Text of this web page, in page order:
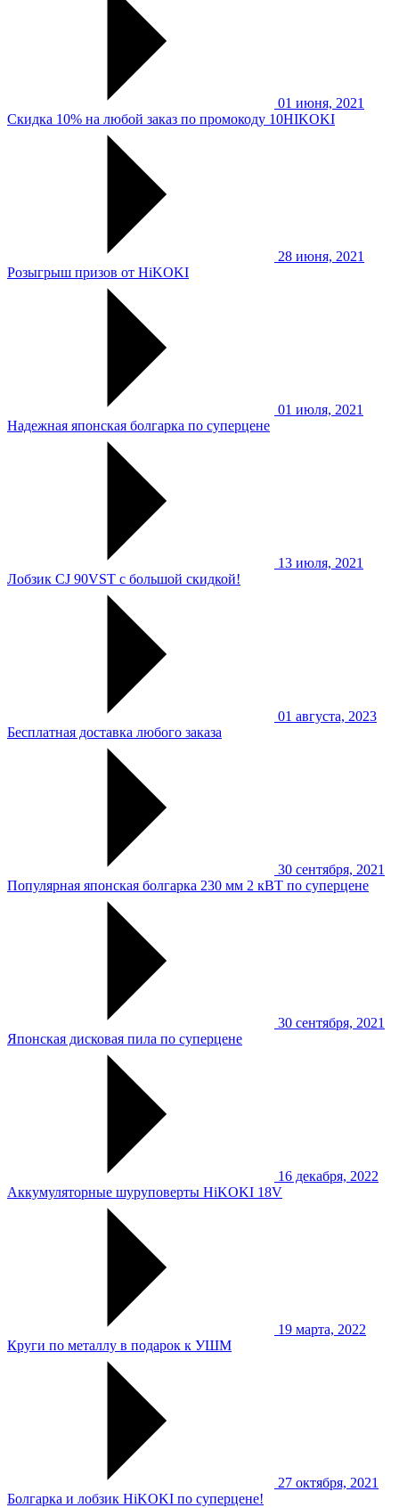
01 июня, 2021
Скидка 10% на любой заказ по промокоду 10HIKOKI
28 июня, 2021
Розыгрыш призов от HiKOKI
01 июля, 2021
Надежная японская болгарка по суперцене
13 июля, 2021
Лобзик CJ 90VST с большой скидкой!
01 августа, 2023
Бесплатная доставка любого заказа
30 сентября, 2021
Популярная японская болгарка 230 мм 2 кВТ по суперцене
30 сентября, 2021
Японская дисковая пила по суперцене
16 декабря, 2022
Аккумуляторные шуруповерты HiKOKI 18V
19 марта, 2022
Круги по металлу в подарок к УШМ
27 октября, 2021
Болгарка и лобзик HiKOKI по суперцене!